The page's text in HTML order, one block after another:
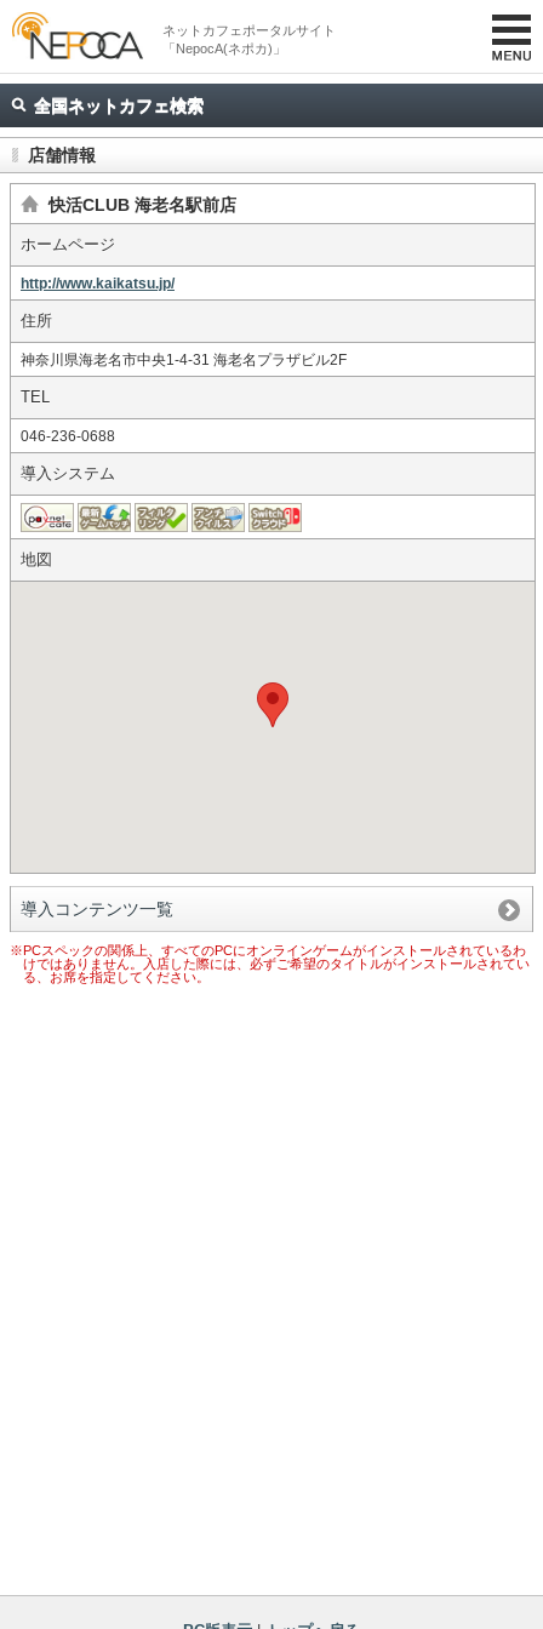
ネットカフェポータルサイト
「NepocA(ネポカ)」
全国ネットカフェ検索
店舗情報
快活CLUB 海老名駅前店
ホームページ
http://www.kaikatsu.jp/
住所
神奈川県海老名市中央1-4-31 海老名プラザビル2F
TEL
046-236-0688
導入システム
地図
導入コンテンツ一覧
※PCスペックの関係上、すべてのPCにオンラインゲームがインストールされているわ
けではありません。入店した際には、必ずご希望のタイトルがインストールされてい
る、お席を指定してください。